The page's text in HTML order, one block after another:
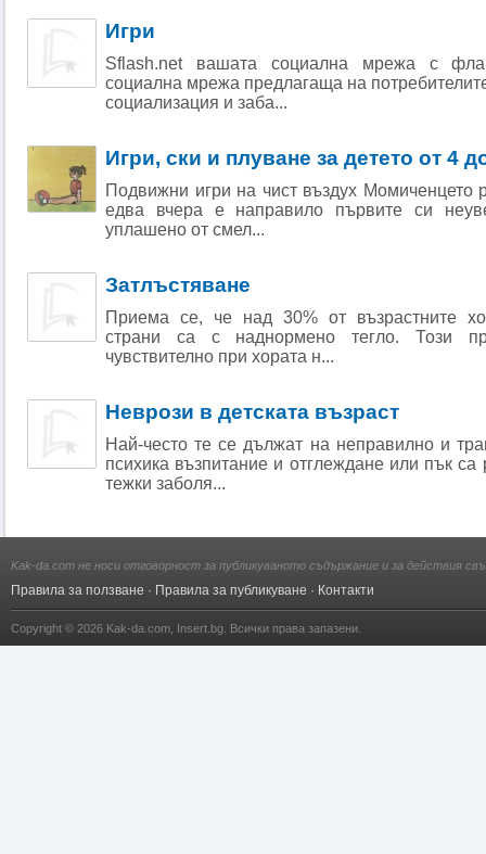
Игри
Sflash.net вашата социална мрежа с
социална мрежа предлагаща на
социализация и заба...
Игри, ски и плуване за детето от 4
Подвижни игри на чист въздух Момиченцето
едва вчера е направило първите си
уплашено от смел...
Затлъстяване
Приема се, че над 30% от възрастните
страни са с наднормено тегло. Този
чувствително при хората н...
Неврози в детската възраст
Най-често те се дължат на неправилно и
психика възпитание и отглеждане или пък са
тежки заболя...
Kak-da.com не носи отговорност за публикуваното съдържание и за действия
Правила за ползване · Правила за публикуване · Контакти
Copyright © 2026 Kak-da.com Insert.bg . Всички права запазени.